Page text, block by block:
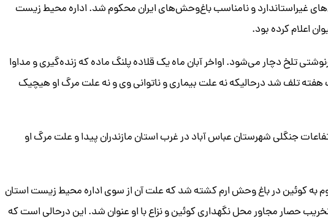
غیراستاندارد و نامناسب باغ‌وحش‌های ایران محکوم شد. اداره محیط زیست
اعلام کرده بود.
تلخ دچار می‌شود. اواخر آبان ماه یک قلاده پلنگ ماده که زنده‌گیری و مداوا
تلف شد درحالیکه نه علت بیماری و ناتوانی وی و نه علت مرگ او هیچیک
نر در ارتفاعات جنگلی شهرستان عباس آباد در غرب استان مازندران پیدا و علت مرگ او
به کوئین در باغ وحش ارم کشته شد که علت آن از سوی اداره محیط زیست استان
حصار مجاور محل نگهداری کوئین و نزاع با او عنوان شد. این درحالی است که